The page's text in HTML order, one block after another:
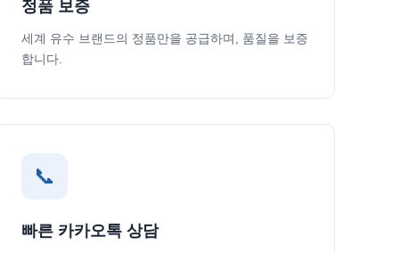
정품 보증
세계 유수 브랜드의 정품만을 공급하며, 품질을 보증
합니다.
📞
빠른 카카오톡 상담